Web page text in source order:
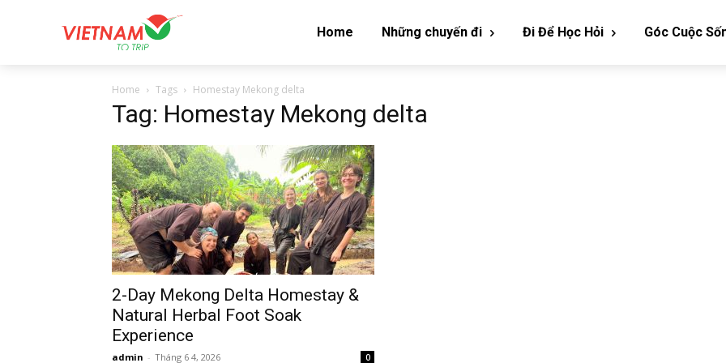
Home Những chuyến đi Đi Để Học Hỏi Góc Cuộc
Home Tags Homestay Mekong delta
Tag: Homestay Mekong delta
2-Day Mekong Delta Homestay &
Natural Herbal Foot Soak
Experience
admin - Tháng 6 4, 2026 0